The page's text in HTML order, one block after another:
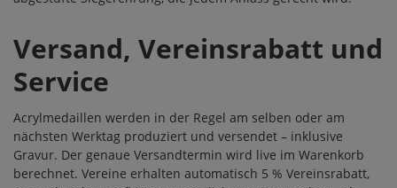
Versand, Vereinsrabatt und
Service
Acrylmedaillen werden in der Regel am selben oder am
nächsten Werktag produziert und versendet – inklusive
Gravur. Der genaue Versandtermin wird live im Warenkorb
berechnet. Vereine erhalten automatisch 5 % Vereinsrabatt,